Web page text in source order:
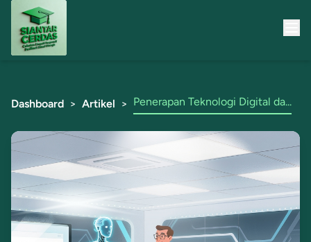
Dashboard > Artikel > Penerapan Teknologi Digital da...